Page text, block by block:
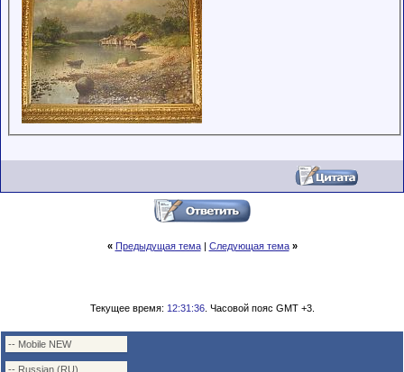
« Предыдущая тема| Следующая тема »
Текущее время: 12:31:36. Часовой пояс GMT +3.